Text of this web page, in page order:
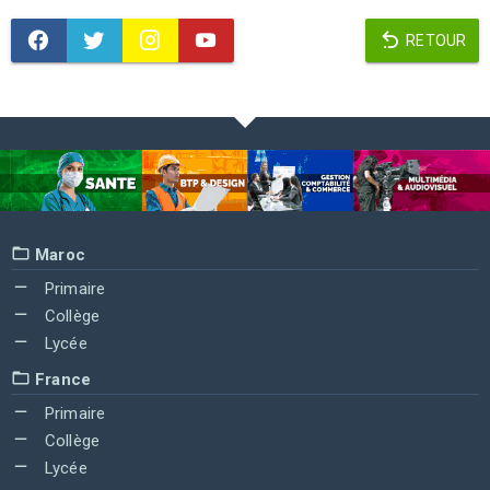
RETOUR
Maroc
Primaire
Collège
Lycée
France
Primaire
Collège
Lycée